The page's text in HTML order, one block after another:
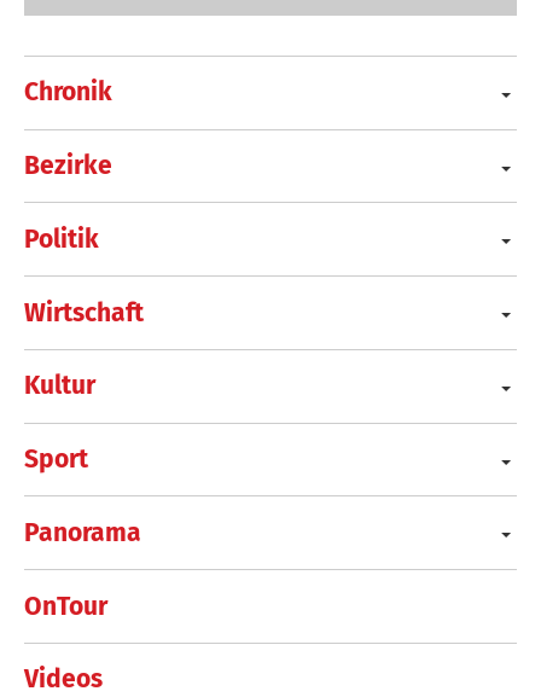
Chronik
Bezirke
Politik
Wirtschaft
Kultur
Sport
Panorama
OnTour
Videos